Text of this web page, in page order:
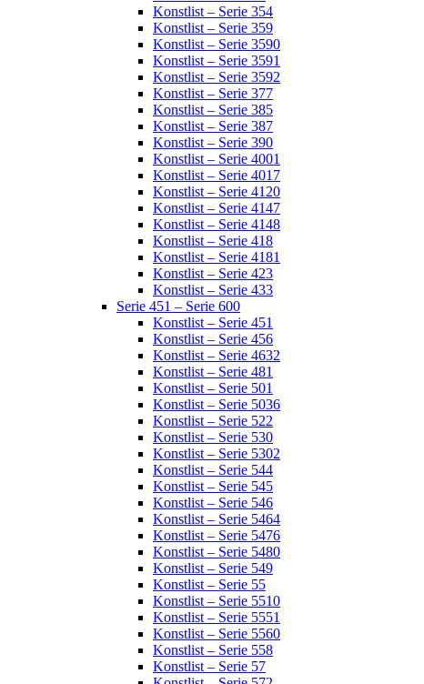
Konstlist – Serie 354
Konstlist – Serie 359
Konstlist – Serie 3590
Konstlist – Serie 3591
Konstlist – Serie 3592
Konstlist – Serie 377
Konstlist – Serie 385
Konstlist – Serie 387
Konstlist – Serie 390
Konstlist – Serie 4001
Konstlist – Serie 4017
Konstlist – Serie 4120
Konstlist – Serie 4147
Konstlist – Serie 4148
Konstlist – Serie 418
Konstlist – Serie 4181
Konstlist – Serie 423
Konstlist – Serie 433
Serie 451 – Serie 600
Konstlist – Serie 451
Konstlist – Serie 456
Konstlist – Serie 4632
Konstlist – Serie 481
Konstlist – Serie 501
Konstlist – Serie 5036
Konstlist – Serie 522
Konstlist – Serie 530
Konstlist – Serie 5302
Konstlist – Serie 544
Konstlist – Serie 545
Konstlist – Serie 546
Konstlist – Serie 5464
Konstlist – Serie 5476
Konstlist – Serie 5480
Konstlist – Serie 549
Konstlist – Serie 55
Konstlist – Serie 5510
Konstlist – Serie 5551
Konstlist – Serie 5560
Konstlist – Serie 558
Konstlist – Serie 57